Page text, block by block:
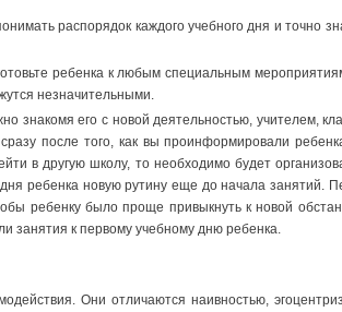
распорядок каждого учебного дня и точно
ребенка к любым специальным
незначительными.
знакомя его с новой деятельностью, учителем,
после того, как вы проинформировали
в другую школу, то необходимо будет
ребенка новую рутину еще до начала занятий.
ребенку было проще привыкнуть к новой
занятия к первому учебному дню ребенка.
Они отличаются наивностью,